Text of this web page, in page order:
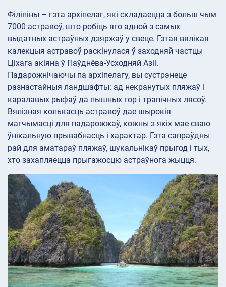
Філіпіны – гэта архіпелаг, які складаецца з больш чым
7000 астравоў, што робіць яго адной з самых
выдатных астраўных дзяржаў у свеце. Гэтая вялікая
калекцыя астравоў раскінулася ў заходняй частцы
Ціхага акіяна ў Паўднёва-Усходняй Азіі.
Падарожнічаючы па архіпелагу, вы сустрэнеце
разнастайныя ландшафты: ад некранутых пляжаў і
каралавых рыфаў да пышных гор і трапічных лясоў.
Вялізная колькасць астравоў дае шырокія
магчымасці для падарожжаў, кожны з якіх мае сваю
ўнікальную прывабнасць і характар. Гэта сапраўдны
рай для аматараў пляжаў, шукальнікаў прыгод і тых,
хто захапляецца прыгажосцю астраўнога жыцця.